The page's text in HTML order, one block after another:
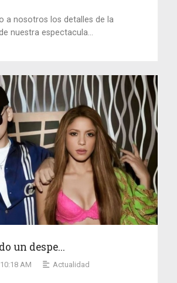
a nosotros los detalles de la
nuestra espectacula...
un despe...
AM Actualidad